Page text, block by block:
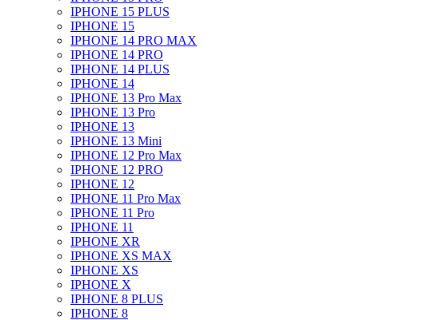
IPHONE 15 PLUS
IPHONE 15
IPHONE 14 PRO MAX
IPHONE 14 PRO
IPHONE 14 PLUS
IPHONE 14
IPHONE 13 Pro Max
IPHONE 13 Pro
IPHONE 13
IPHONE 13 Mini
IPHONE 12 Pro Max
IPHONE 12 PRO
IPHONE 12
IPHONE 11 Pro Max
IPHONE 11 Pro
IPHONE 11
IPHONE XR
IPHONE XS MAX
IPHONE XS
IPHONE X
IPHONE 8 PLUS
IPHONE 8